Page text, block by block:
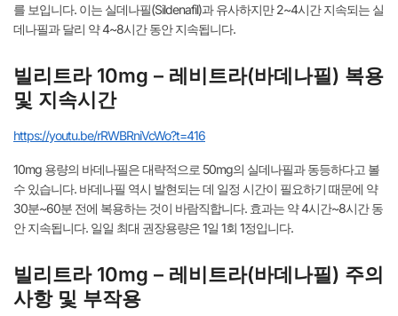
를 보입니다. 이는 실데나필(Sildenafil)과 유사하지만 2~4시간 지속되는 실
데나필과 달리 약 4~8시간 동안 지속됩니다.
빌리트라 10mg – 레비트라(바데나필) 복용
및 지속시간
https://youtu.be/rRWBRniVcWo?t=416
10mg 용량의 바데나필은 대략적으로 50mg의 실데나필과 동등하다고 볼
수 있습니다. 바데나필 역시 발현되는 데 일정 시간이 필요하기 때문에 약
30분~60분 전에 복용하는 것이 바람직합니다. 효과는 약 4시간~8시간 동
안 지속됩니다. 일일 최대 권장용량은 1일 1회 1정입니다.
빌리트라 10mg – 레비트라(바데나필) 주의
사항 및 부작용